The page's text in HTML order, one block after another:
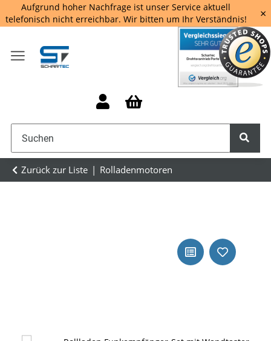
Aufgrund hoher Nachfrage ist unser Service aktuell
telefonisch nicht erreichbar. Wir bitten um Ihr Verständnis!
×
Zurück zur Liste Rolladenmotoren